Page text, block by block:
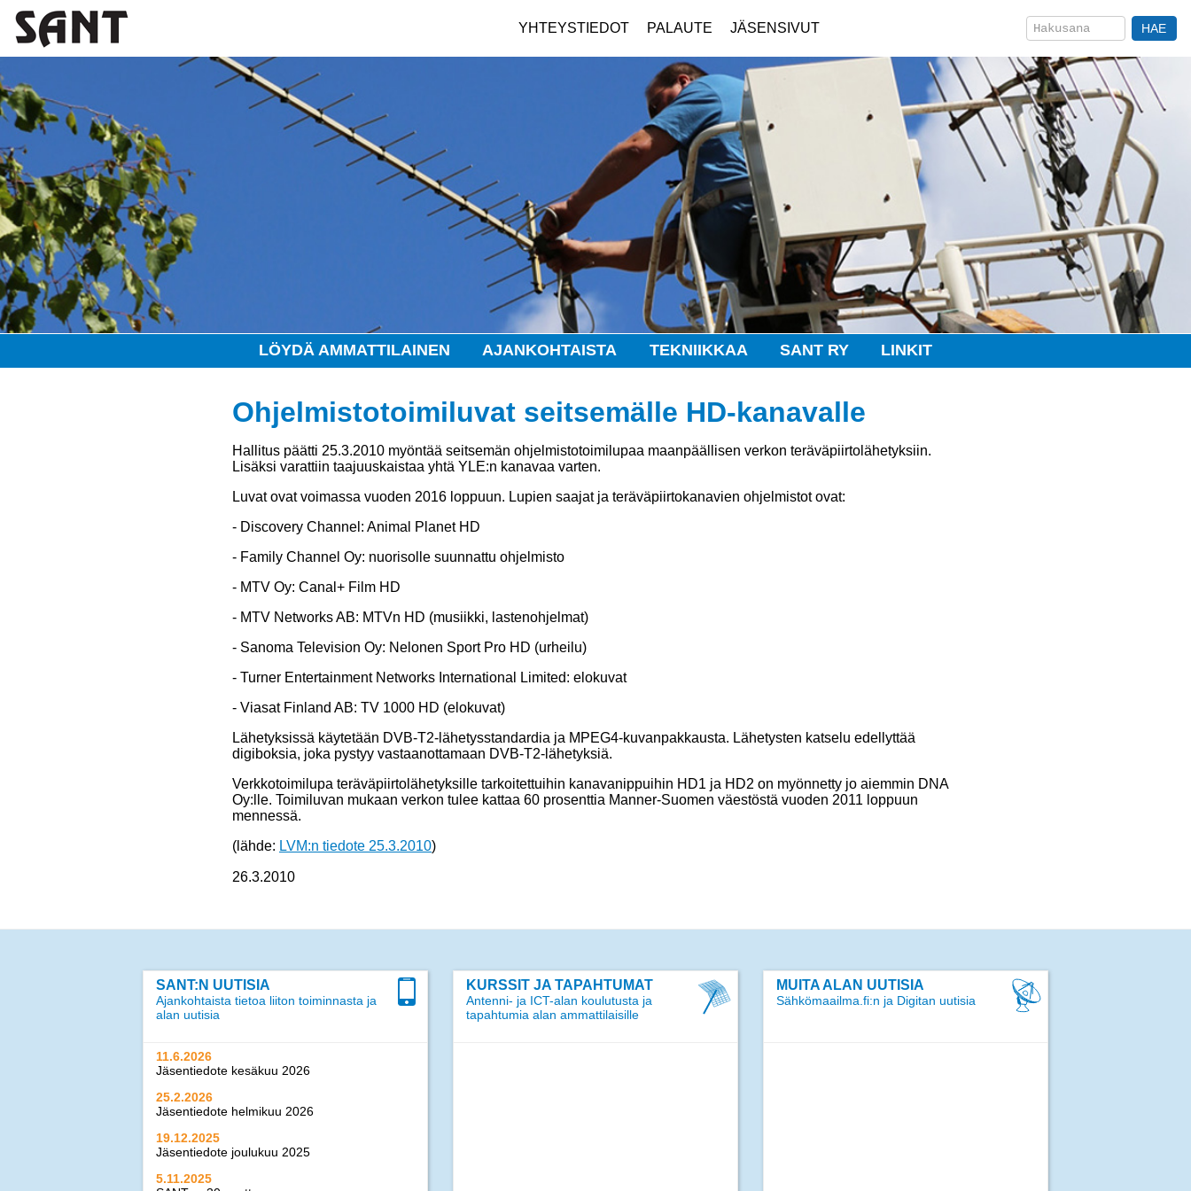
YHTEYSTIEDOT PALAUTE JÄSENSIVUT
LÖYDÄ AMMATTILAINEN AJANKOHTAISTA TEKNIIKKAA SANT RY LINKIT
Ohjelmistotoimiluvat seitsemälle HD-kanavalle
Hallitus päätti 25.3.2010 myöntää seitsemän ohjelmistotoimilupaa maanpäällisen verkon teräväpiirtolähetyksiin.
Lisäksi varattiin taajuuskaistaa yhtä YLE:n kanavaa varten.
Luvat ovat voimassa vuoden 2016 loppuun. Lupien saajat ja teräväpiirtokanavien ohjelmistot ovat:
- Discovery Channel: Animal Planet HD
- Family Channel Oy: nuorisolle suunnattu ohjelmisto
- MTV Oy: Canal+ Film HD
- MTV Networks AB: MTVn HD (musiikki, lastenohjelmat)
- Sanoma Television Oy: Nelonen Sport Pro HD (urheilu)
- Turner Entertainment Networks International Limited: elokuvat
- Viasat Finland AB: TV 1000 HD (elokuvat)
Lähetyksissä käytetään DVB-T2-lähetysstandardia ja MPEG4-kuvanpakkausta. Lähetysten katselu edellyttää
digiboksia, joka pystyy vastaanottamaan DVB-T2-lähetyksiä.
Verkkotoimilupa teräväpiirtolähetyksille tarkoitettuihin kanavanippuihin HD1 ja HD2 on myönnetty jo aiemmin DNA
Oy:lle. Toimiluvan mukaan verkon tulee kattaa 60 prosenttia Manner-Suomen väestöstä vuoden 2011 loppuun
mennessä.
(lähde: LVM:n tiedote 25.3.2010)
26.3.2010
SANT:N UUTISIA
Ajankohtaista tietoa liiton toiminnasta ja
alan uutisia
11.6.2026
Jäsentiedote kesäkuu 2026
25.2.2026
Jäsentiedote helmikuu 2026
19.12.2025
Jäsentiedote joulukuu 2025
5.11.2025
KURSSIT JA TAPAHTUMAT
Antenni- ja ICT-alan koulutusta ja
tapahtumia alan ammattilaisille
MUITA ALAN UUTISIA
Sähkömaailma.fi:n ja Digitan uutisia